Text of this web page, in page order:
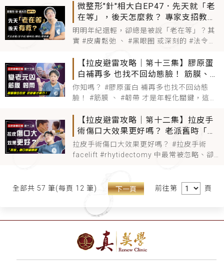
寬」，甚至鼻子、嘴巴的比例也跟著變形。
但真的是這樣嗎？這次我們要逐一破解這些
誤解，透過專業的臉部解剖解析，解釋為什
麼在 #筋膜下拉皮 的過程中，真正影響的
微整形"針"相大白EP47．先天就「老
在等」，後天怎麼救？ 專家支招教你
擊退「天生顯老5元凶」
明明年紀還輕，卻總是被說「老在等」？其
實 #皮膚鬆弛 、 #黑眼圈 或深刻的 #法令紋
#微整形 #microplasticsurgery 專家深入拆
解天生顯老的五大元凶，從皮膚與筋膜間的
支撐力，到骨頭凹陷形成的 #貓咪紋 與 #頸
紋 ，提供精準的改善策略
【拉皮避雷攻略｜第十三集】膠原蛋
白補再多 也找不回幼態臉！ 筋膜、韌
帶才是年輕化關鍵 拯救鬆弛下垂 深層
復位拉皮才夠力！
你知嗎？ #膠原蛋白 補再多也找不回幼態
臉！ #筋膜 、 #韌帶 才是年輕化關鍵，這集
補充，即使再多，也無法真正找回自然的幼
態臉。真正關鍵在於筋膜與韌帶的支撐與修
復，這些深層結構老化、 #鬆弛 或 #下垂 ，
才是造成臉型下垂、輪廓不清的主因。對抗
臉部鬆弛的第一步
【拉皮避雷攻略｜第十二集】拉皮手
術傷口大效果更好嗎？ 老派舊時「剪
皮」手術該OUT了！ 醫學論文：「耳
後」傷口易留醜疤
拉皮手術傷口大效果更好嗎？ #拉皮手術
facelift #rhytidectomy 中最常被忽略、卻
顯，甚至有人還在採用過時的「剪皮」方
式，單純把多餘皮膚切掉，卻忽略了真正的
結構改善。事實上，最新醫
全部共 57 筆(每頁 12 筆) 下一頁 前往第 頁